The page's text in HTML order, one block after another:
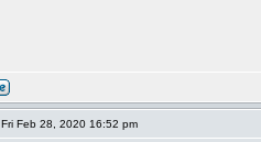
Fri Feb 28, 2020 16:52 pm